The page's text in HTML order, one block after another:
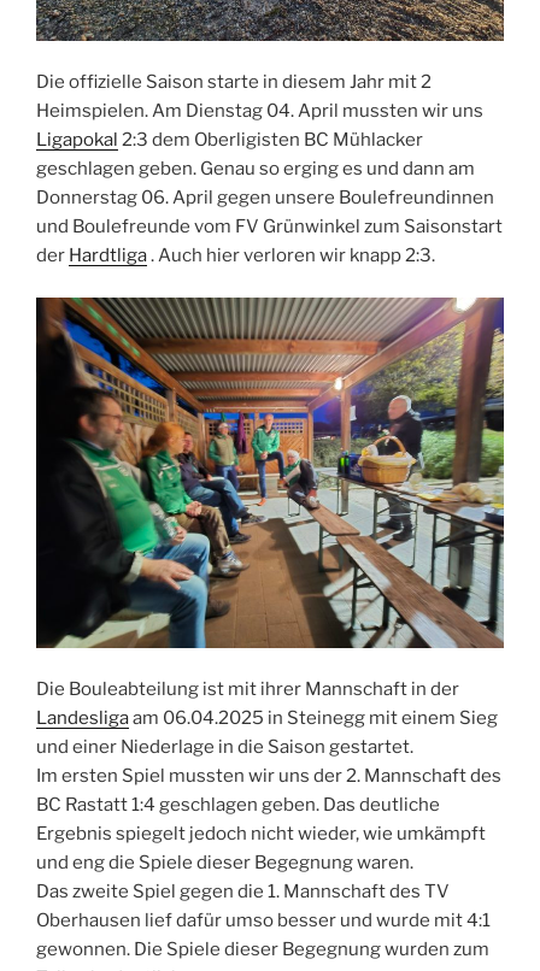
Die offizielle Saison starte in diesem Jahr mit 2
Heimspielen. Am Dienstag 04. April mussten wir uns
Ligapokal 2:3 dem Oberligisten BC Mühlacker
geschlagen geben. Genau so erging es und dann am
Donnerstag 06. April gegen unsere Boulefreundinnen
und Boulefreunde vom FV Grünwinkel zum Saisonstart
der Hardtliga. Auch hier verloren wir knapp 2:3.
Die Bouleabteilung ist mit ihrer Mannschaft in der
Landesligaam 06.04.2025 in Steinegg mit einem Sieg
und einer Niederlage in die Saison gestartet.
Im ersten Spiel mussten wir uns der 2. Mannschaft des
BC Rastatt 1:4 geschlagen geben. Das deutliche
Ergebnis spiegelt jedoch nicht wieder, wie umkämpft
und eng die Spiele dieser Begegnung waren.
Das zweite Spiel gegen die 1. Mannschaft des TV
Oberhausen lief dafür umso besser und wurde mit 4:1
gewonnen. Die Spiele dieser Begegnung wurden zum